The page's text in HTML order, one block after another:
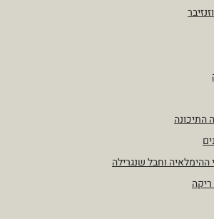
התיכונה
ההימלאיה וחבל שנגרילה